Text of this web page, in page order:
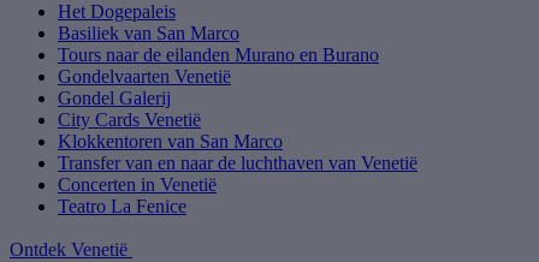
Het Dogepaleis
Basiliek van San Marco
Tours naar de eilanden Murano en Burano
Gondelvaarten Venetië
Gondel Galerij
City Cards Venetië
Klokkentoren van San Marco
Transfer van en naar de luchthaven van Venetië
Concerten in Venetië
Teatro La Fenice
Ontdek Venetië